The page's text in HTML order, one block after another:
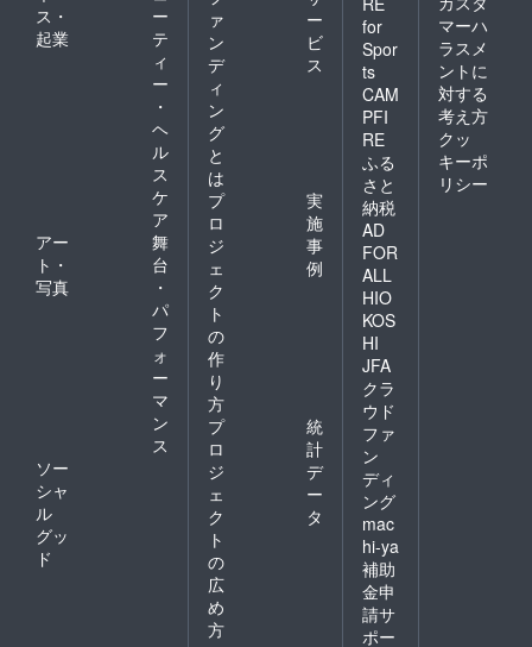
ス・
起業
ー
テ
ィ
ー
・
ヘ
ル
ス
ケ
ア
アー
ト・
写真
舞
台
・
パ
フ
ォ
ー
マ
ン
ス
ソー
シャ
ル
グッ
ド
ァ
ン
デ
ィ
ン
グ
と
は
ー
ビ
ス
プ
ロ
ジ
ェ
ク
ト
の
作
り
方
実
施
事
例
プ
ロ
ジ
ェ
ク
ト
の
広
め
方
統
計
デ
ー
タ
for
Spor
ts
CAM
PFI
RE
ふる
さと
納税
AD
FOR
ALL
HIO
KOS
HI
JFA
クラ
ウド
ファ
ン
ディ
ング
mac
hi-ya
補助
金申
請サ
ポー
マーハ
ラスメ
ントに
対する
考え方
クッ
キーポ
リシー